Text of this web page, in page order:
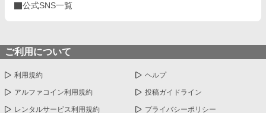
公式SNS一覧
ご利用について
利用規約 ヘルプ
アルファコイン利用規約 投稿ガイドライン
レンタルサービス利用規約 プライバシーポリシー